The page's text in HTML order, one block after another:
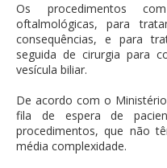
Os procedimentos
oftalmológicas, para
consequências, e para
seguida de cirurgia para
vesícula biliar.
De acordo com o
fila de espera de
procedimentos, que não
média complexidade.